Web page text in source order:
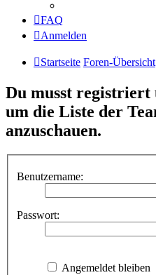
FAQ
Anmelden
Startseite Foren-Übersicht
Du musst registriert
um die Liste der
anzuschauen.
Benutzername:
Passwort:
Angemeldet bleiben